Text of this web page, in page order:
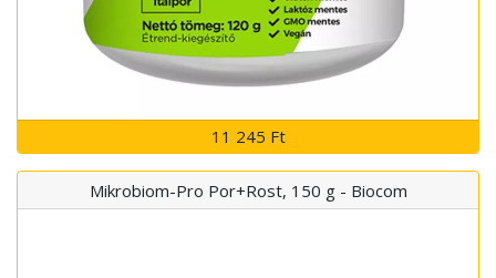
11 245 Ft
Mikrobiom-Pro Por+Rost, 150 g - Biocom